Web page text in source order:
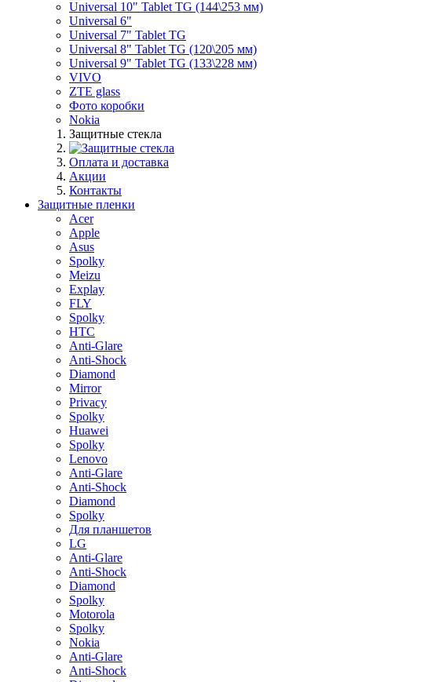
Universal 10" Tablet TG (144\253 мм)
Universal 6"
Universal 7" Tablet TG
Universal 8" Tablet TG (120\205 мм)
Universal 9" Tablet TG (133\228 мм)
VIVO
ZTE glass
Фото коробки
Nokia
Защитные стекла
Оплата и доставка
Акции
Контакты
Защитные пленки
Acer
Apple
Asus
Spolky
Meizu
Explay
FLY
Spolky
HTC
Anti-Glare
Anti-Shock
Diamond
Mirror
Privacy
Spolky
Huawei
Spolky
Lenovo
Anti-Glare
Anti-Shock
Diamond
Spolky
Для планшетов
LG
Anti-Glare
Anti-Shock
Diamond
Spolky
Motorola
Spolky
Nokia
Anti-Glare
Anti-Shock